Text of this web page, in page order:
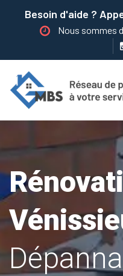
Besoin d'aide ?
Nous sommes